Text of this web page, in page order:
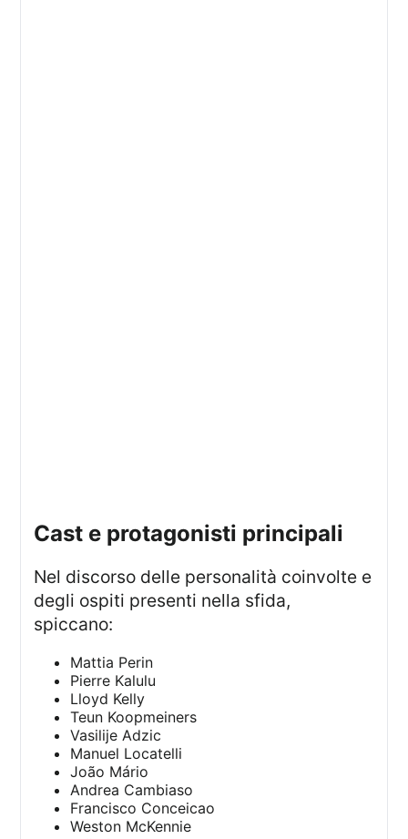
Cast e protagonisti principali
Nel discorso delle personalità coinvolte e
degli ospiti presenti nella sfida,
spiccano:
Mattia Perin
Pierre Kalulu
Lloyd Kelly
Teun Koopmeiners
Vasilije Adzic
Manuel Locatelli
João Mário
Andrea Cambiaso
Francisco Conceicao
Weston McKennie